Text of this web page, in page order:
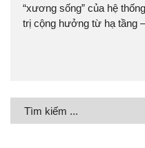
“xương sống” của hệ
trị cộng hưởng từ hạ tầng